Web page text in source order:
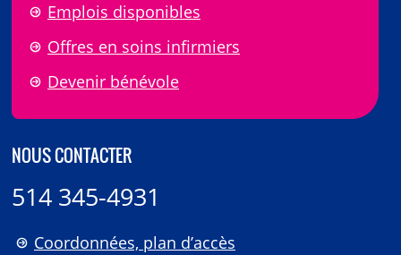
Emplois disponibles
Offres en soins infirmiers
Devenir bénévole
NOUS CONTACTER
514 345-4931
Coordonnées, plan d’accès